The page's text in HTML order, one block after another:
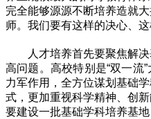
完全能够源源不断培养造就
师。我们要有这样的决心、这
人才培养首先要聚焦解决
高问题。高校特别是“双一流
力军作用，全方位谋划基础
式，更加重视科学精神、创
要建设一批基础学科培养基